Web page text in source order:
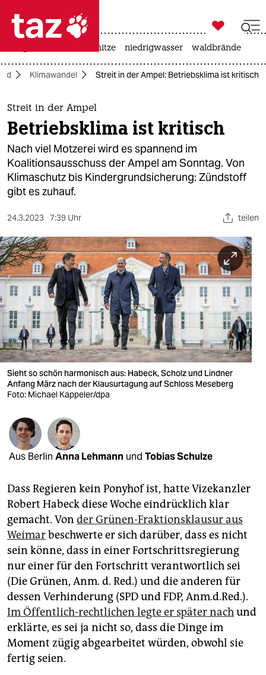
 taz zahl ich
taz zahl ich
themen
politik
öko
gesellschaft
kultur
sport
berlin
nord
wahrheit
verlag
verlag
veranstaltungen
shop
fragen & hilfe
unterstützen
abo
genossenschaft
epaper login

taz zahl ich
hitze niedrigwasser waldbrände
Klimawandel Streit in der Ampel: Betriebsklima ist kritisch
Streit in der Ampel
Betriebsklima ist kritisch
Nach viel Motzerei wird es spannend im
Koalitionsausschuss der Ampel am Sonntag. Von
Klimaschutz bis Kindergrundsicherung: Zündstoff
gibt es zuhauf.
24.3.2023 7:39 Uhr teilen
Sieht so schön harmonisch aus: Habeck, Scholz und Lindner
Anfang März nach der Klausur­tagung auf Schloss Meseberg
Foto: Michael Kappeler/dpa
Aus Berlin Anna Lehmann und Tobias Schulze
Dass Regieren kein Ponyhof ist, hatte Vizekanzler
Robert Habeck diese Woche eindrücklich klar
gemacht. Von der Grünen-Fraktionsklausur aus
Weimarbeschwerte er sich darüber, dass es nicht
sein könne, dass in einer Fortschrittsregierung
nur einer für den Fortschritt verantwortlich sei
(Die Grünen, Anm. d. Red.) und die anderen für
dessen Verhinderung (SPD und FDP, Anm.d.Red.).
Im Öffentlich-rechtlichen legte er später nachund
erklärte, es sei ja nicht so, dass die Dinge im
Moment zügig abgearbeitet würden, obwohl sie
fertig seien.